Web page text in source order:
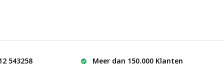
543258 Meer dan 150.000 Klanten